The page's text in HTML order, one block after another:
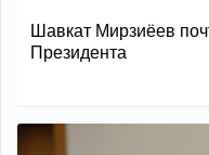
Шавкат Мирзиёев
Президента